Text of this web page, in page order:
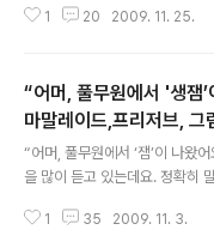
행도 오붓하게 즐기고 [보러가기
처럼 멋진 필명을 고민하다가...
로 자판을 한타한타 치고 있으니
팅녀가 된 기분이랄까요? ㅋㅋ
웃음 헤프고 발랄하기로 유명하
제 생각이예요..^^;;) 그런데 얼
달걀님께서 에 대해 소개해 드린
1 20 2009. 11. 25.
“어머, 풀무원에서 '생잼
마말레이드,프리저브,
“어머, 풀무원에서 ‘잼’이 나왔
을 많이 듣고 있는데요. 정확히
^ 안녕하세요~ 전 풀무원 생잼
1 35 2009. 11. 3.